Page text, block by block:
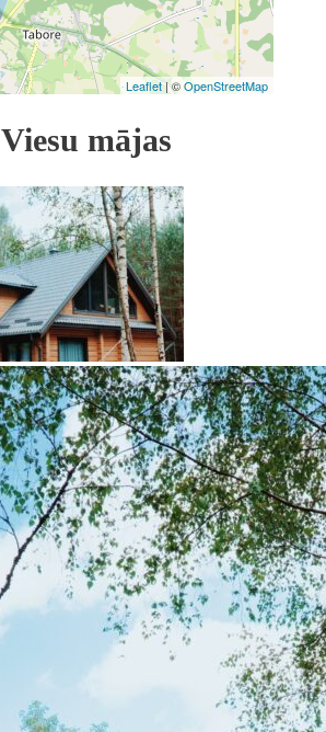
Leaflet| ©OpenStreetMap
Viesu mājas